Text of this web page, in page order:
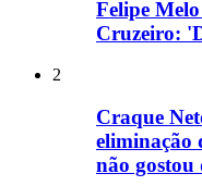
Felipe
Cruzeiro:
2
Craque
eliminação
não